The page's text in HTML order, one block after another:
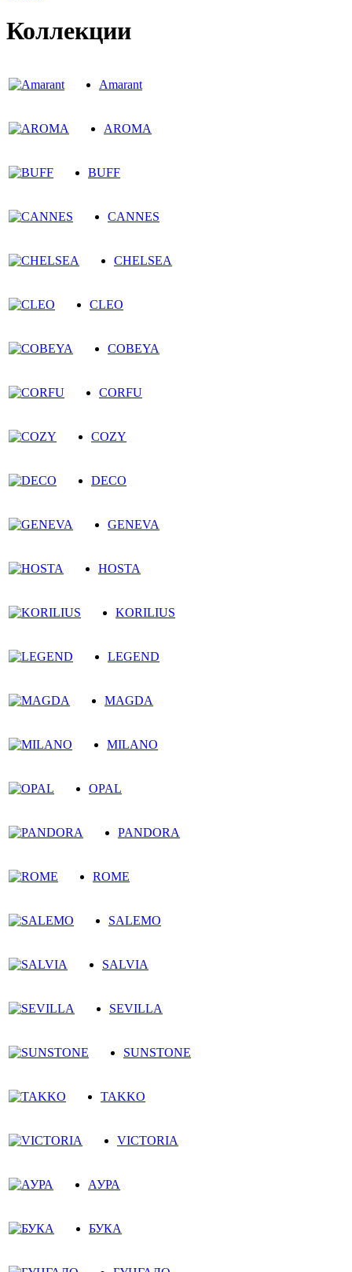
Коллекции
Amarant
AROMA
BUFF
CANNES
CHELSEA
CLEO
COBEYA
CORFU
COZY
DECO
GENEVA
HOSTA
KORILIUS
LEGEND
MAGDA
MILANO
OPAL
PANDORA
ROME
SALEMO
SALVIA
SEVILLA
SUNSTONE
TAKKO
VICTORIA
АУРА
БУКА